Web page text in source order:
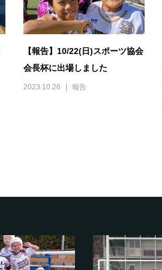
【報告】10/22(日)スポーツ協会
会長杯に出場しました
2023.10.26 報告